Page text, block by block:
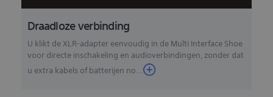
Draadloze verbinding
U klikt de XLR-adapter eenvoudig in de Multi Interface Shoe
voor directe inschakeling en audioverbindingen, zonder dat
u extra kabels of batterijen no...